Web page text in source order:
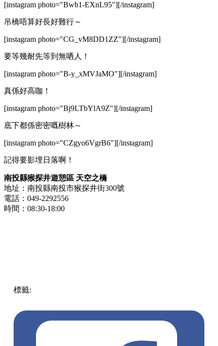
[instagram photo="Bwb1-EXnL95"][/instagram]
吊橋唔算好長好難行～
[instagram photo="CG_vM8DD1ZZ"][/instagram]
要等幾耐先等到無哂人！
[instagram photo="B-y_xMVJaMO"][/instagram]
真係好高咖！
[instagram photo="Bj9LTbYlA9Z"][/instagram]
底下都係密密嘅樹林～
[instagram photo="CZgyo6VgrB6"][/instagram]
記得要影埋日落啊！
南投縣猴探井遊憩區 天空之橋
地址：南投縣南投市猴探井街300號
電話：049-2292556
時間：08:30-18:00
標籤: